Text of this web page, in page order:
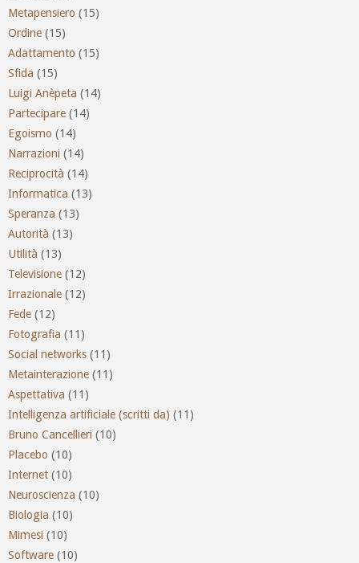
Metapensiero (15)
Ordine (15)
Adattamento (15)
Sfida (15)
Luigi Anèpeta (14)
Partecipare (14)
Egoismo (14)
Narrazioni (14)
Reciprocità (14)
Informatica (13)
Speranza (13)
Autorità (13)
Utilità (13)
Televisione (12)
Irrazionale (12)
Fede (12)
Fotografia (11)
Social networks (11)
Metainterazione (11)
Aspettativa (11)
Intelligenza artificiale (scritti da) (11)
Bruno Cancellieri (10)
Placebo (10)
Internet (10)
Neuroscienza (10)
Biologia (10)
Mimesi (10)
Software (10)